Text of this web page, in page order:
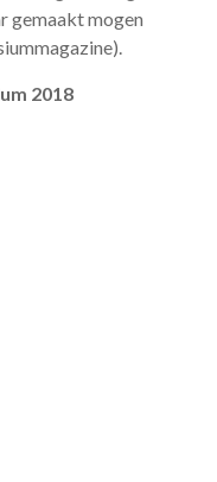
gemaakt mogen
2018